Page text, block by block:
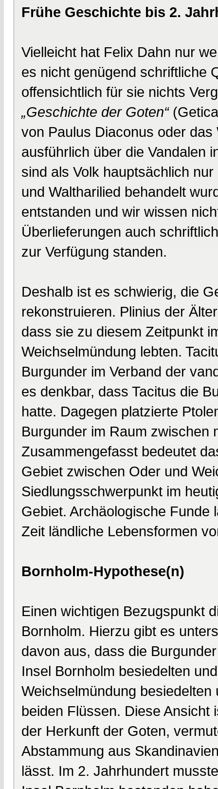
Frühe Geschichte bis 2.
Vielleicht hat Felix Dahn nur
es nicht genügend schriftliche
offensichtlich für sie nichts
„Geschichte der Goten“
von Paulus Diaconus oder
ausführlich über die Vandalen
sind als Volk hauptsächlich
und Waltharilied behandelt
entstanden und wir wissen
Überlieferungen auch
zur Verfügung standen.
Deshalb ist es schwierig, die
rekonstruieren. Plinius der
dass sie zu diesem Zeitpunkt
Weichselmündung lebten.
Burgunder im Verband der
es denkbar, dass Tacitus die
hatte. Dagegen platzierte
Burgunder im Raum zwischen
Zusammengefasst bedeutet
Gebiet zwischen Oder und
Siedlungsschwerpunkt im
Gebiet. Archäologische
Zeit ländliche Lebensformen
Bornholm-Hypothese(n)
Einen wichtigen Bezugspunkt
Bornholm. Hierzu gibt es
davon aus, dass die
Insel Bornholm besiedelten
Weichselmündung
beiden Flüssen. Diese Ansicht
der Herkunft der Goten,
Abstammung aus
lässt. Im 2. Jahrhundert